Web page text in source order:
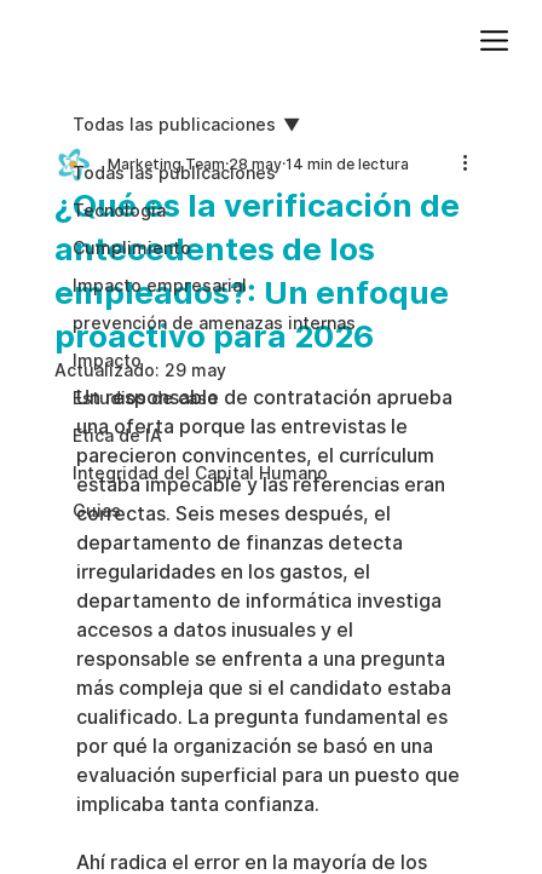
Todas las publicaciones
Tecnologia
Cumplimiento
Impacto empresarial
prevención de amenazas internas
Impacto
Estudios de caso
Etica de IA
Integridad del Capital Humano
Guias
Todas las publicaciones
¿Qué es la verificación de
antecedentes de los
empleados?: Un enfoque
proactivo para 2026
Marketing Team 28 may 14 min de lectura
Actualizado: 29 may
Un responsable de contratación aprueba
una oferta porque las entrevistas le
parecieron convincentes, el currículum
estaba impecable y las referencias eran
correctas. Seis meses después, el
departamento de finanzas detecta
irregularidades en los gastos, el
departamento de informática investiga
accesos a datos inusuales y el
responsable se enfrenta a una pregunta
más compleja que si el candidato estaba
cualificado. La pregunta fundamental es
por qué la organización se basó en una
evaluación superficial para un puesto que
implicaba tanta confianza.
Ahí radica el error en la mayoría de los